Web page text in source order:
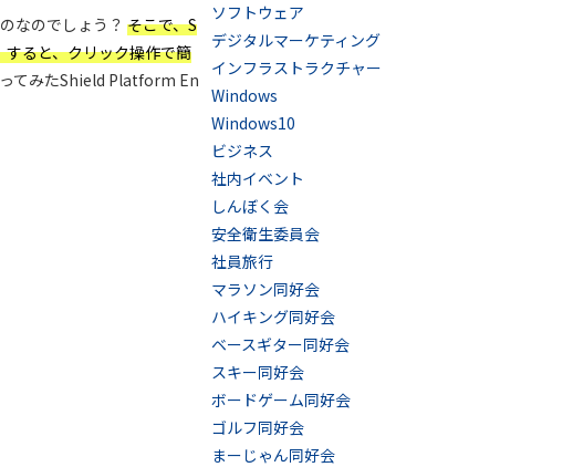
なのでしょう？ そこで、S
ると、クリック操作で簡
てみたShield Platform En
ソフトウェア
デジタルマーケティング
インフラストラクチャー
Windows
Windows10
ビジネス
社内イベント
しんぼく会
安全衛生委員会
社員旅行
マラソン同好会
ハイキング同好会
ベースギター同好会
スキー同好会
ボードゲーム同好会
ゴルフ同好会
まーじゃん同好会